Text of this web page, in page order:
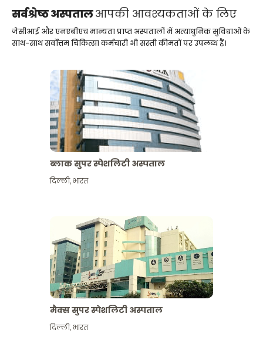
सर्वश्रेष्ठ अस्पतालआपकी आवश्यकताओं के लिए
जेसीआई और एनएबीएच मान्यता प्राप्त अस्पतालों में अत्याधुनिक सुविधाओं के
साथ-साथ सर्वोत्तम चिकित्सा कर्मचारी भी सस्ती कीमतों पर उपलब्ध हैं।
ब्लाक सुपर स्पेशलिटी अस्पताल
दिल्ली,भारत
मैक्स सुपर स्पेशलिटी अस्पताल
दिल्ली,भारत